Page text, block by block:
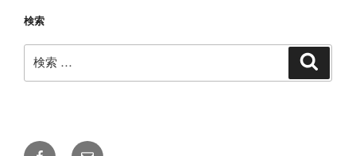
検索
索:
Facebook
メ